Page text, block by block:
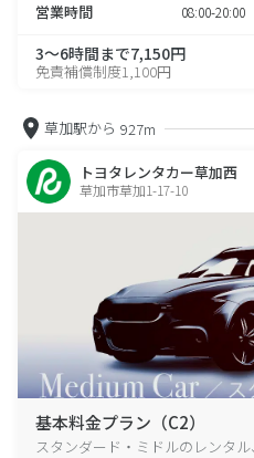
営業時間 08:00-20:00
3～6時間まで7,150円
免責補償制度1,100円
草加駅から 927m
トヨタレンタカー草加西
草加市草加1-17-10
基本料金プラン（C2）
スタンダード・ミドルのレンタ